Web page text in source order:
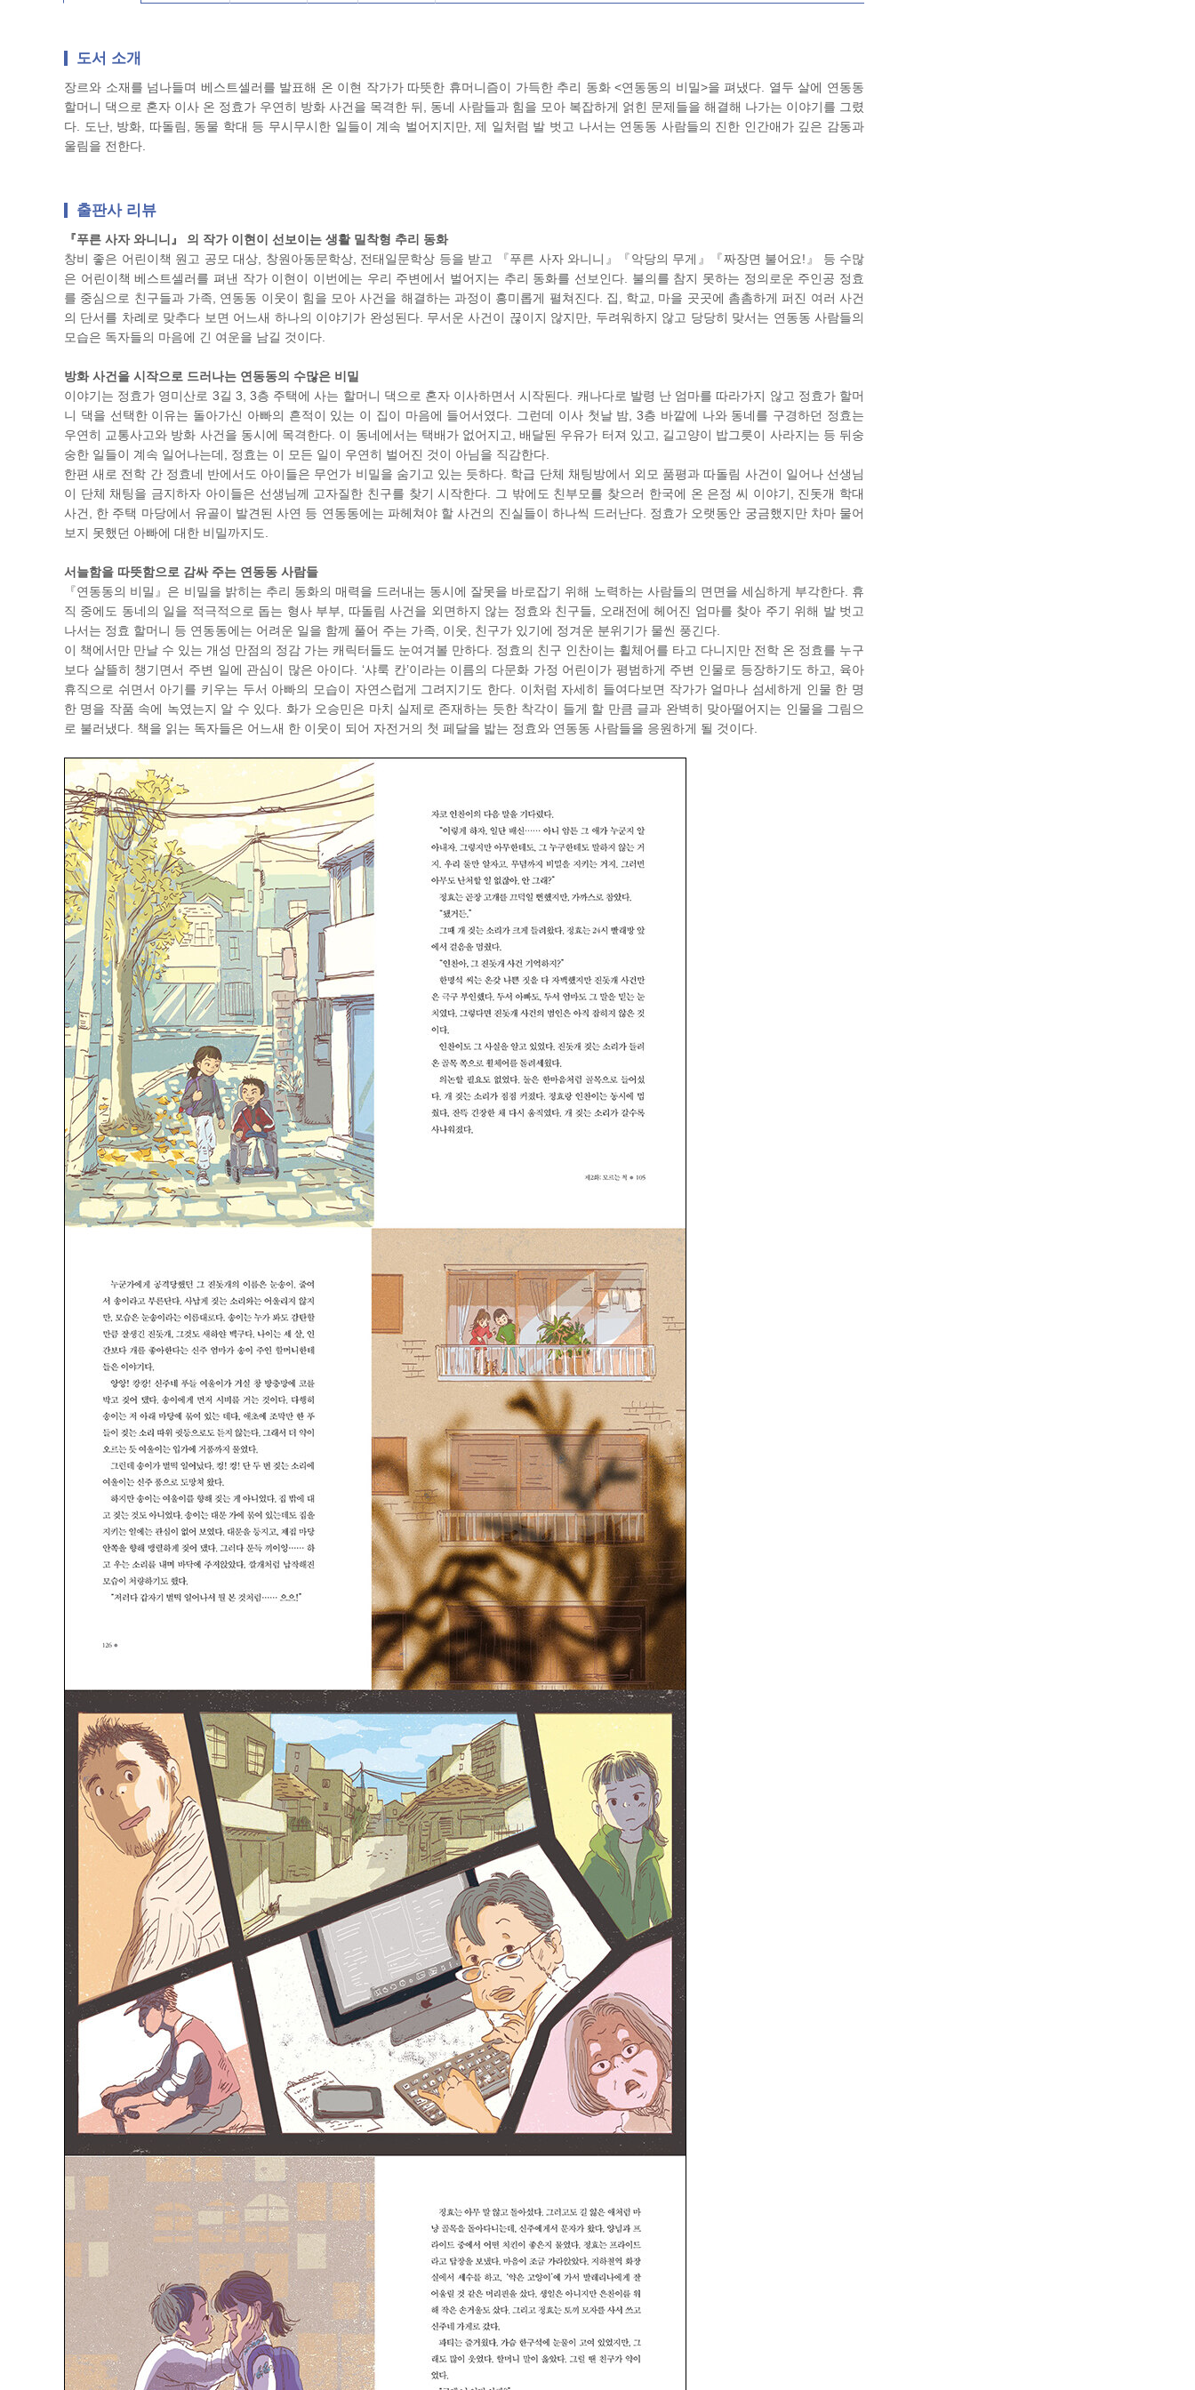
도서 소개
장르와 소재를 넘나들며 베스트셀러를 발표해 온 이현 작가가 따뜻한 휴머니즘이 가득한 추리 동화 <연동동의 비밀>을 펴냈다. 열두 살에 연동동
할머니 댁으로 혼자 이사 온 정효가 우연히 방화 사건을 목격한 뒤, 동네 사람들과 힘을 모아 복잡하게 얽힌 문제들을 해결해 나가는 이야기를 그렸
다. 도난, 방화, 따돌림, 동물 학대 등 무시무시한 일들이 계속 벌어지지만, 제 일처럼 발 벗고 나서는 연동동 사람들의 진한 인간애가 깊은 감동과
울림을 전한다.
출판사 리뷰
『푸른 사자 와니니』 의 작가 이현이 선보이는 생활 밀착형 추리 동화
창비 좋은 어린이책 원고 공모 대상, 창원아동문학상, 전태일문학상 등을 받고 『푸른 사자 와니니』『악당의 무게』『짜장면 불어요!』 등 수많
은 어린이책 베스트셀러를 펴낸 작가 이현이 이번에는 우리 주변에서 벌어지는 추리 동화를 선보인다. 불의를 참지 못하는 정의로운 주인공 정효
를 중심으로 친구들과 가족, 연동동 이웃이 힘을 모아 사건을 해결하는 과정이 흥미롭게 펼쳐진다. 집, 학교, 마을 곳곳에 촘촘하게 퍼진 여러 사건
의 단서를 차례로 맞추다 보면 어느새 하나의 이야기가 완성된다. 무서운 사건이 끊이지 않지만, 두려워하지 않고 당당히 맞서는 연동동 사람들의
모습은 독자들의 마음에 긴 여운을 남길 것이다.
방화 사건을 시작으로 드러나는 연동동의 수많은 비밀
이야기는 정효가 영미산로 3길 3, 3층 주택에 사는 할머니 댁으로 혼자 이사하면서 시작된다. 캐나다로 발령 난 엄마를 따라가지 않고 정효가 할머
니 댁을 선택한 이유는 돌아가신 아빠의 흔적이 있는 이 집이 마음에 들어서였다. 그런데 이사 첫날 밤, 3층 바깥에 나와 동네를 구경하던 정효는
우연히 교통사고와 방화 사건을 동시에 목격한다. 이 동네에서는 택배가 없어지고, 배달된 우유가 터져 있고, 길고양이 밥그릇이 사라지는 등 뒤숭
숭한 일들이 계속 일어나는데, 정효는 이 모든 일이 우연히 벌어진 것이 아님을 직감한다.
한편 새로 전학 간 정효네 반에서도 아이들은 무언가 비밀을 숨기고 있는 듯하다. 학급 단체 채팅방에서 외모 품평과 따돌림 사건이 일어나 선생님
이 단체 채팅을 금지하자 아이들은 선생님께 고자질한 친구를 찾기 시작한다. 그 밖에도 친부모를 찾으러 한국에 온 은정 씨 이야기, 진돗개 학대
사건, 한 주택 마당에서 유골이 발견된 사연 등 연동동에는 파헤쳐야 할 사건의 진실들이 하나씩 드러난다. 정효가 오랫동안 궁금했지만 차마 물어
보지 못했던 아빠에 대한 비밀까지도.
서늘함을 따뜻함으로 감싸 주는 연동동 사람들
『연동동의 비밀』은 비밀을 밝히는 추리 동화의 매력을 드러내는 동시에 잘못을 바로잡기 위해 노력하는 사람들의 면면을 세심하게 부각한다. 휴
직 중에도 동네의 일을 적극적으로 돕는 형사 부부, 따돌림 사건을 외면하지 않는 정효와 친구들, 오래전에 헤어진 엄마를 찾아 주기 위해 발 벗고
나서는 정효 할머니 등 연동동에는 어려운 일을 함께 풀어 주는 가족, 이웃, 친구가 있기에 정겨운 분위기가 물씬 풍긴다.
이 책에서만 만날 수 있는 개성 만점의 정감 가는 캐릭터들도 눈여겨볼 만하다. 정효의 친구 인찬이는 휠체어를 타고 다니지만 전학 온 정효를 누구
보다 살뜰히 챙기면서 주변 일에 관심이 많은 아이다. ‘샤룩 칸’이라는 이름의 다문화 가정 어린이가 평범하게 주변 인물로 등장하기도 하고, 육아
휴직으로 쉬면서 아기를 키우는 두서 아빠의 모습이 자연스럽게 그려지기도 한다. 이처럼 자세히 들여다보면 작가가 얼마나 섬세하게 인물 한 명
한 명을 작품 속에 녹였는지 알 수 있다. 화가 오승민은 마치 실제로 존재하는 듯한 착각이 들게 할 만큼 글과 완벽히 맞아떨어지는 인물을 그림으
로 불러냈다. 책을 읽는 독자들은 어느새 한 이웃이 되어 자전거의 첫 페달을 밟는 정효와 연동동 사람들을 응원하게 될 것이다.